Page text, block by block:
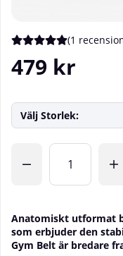
Medelbetyg 5 av 5 Antal
(1
479 kr
Välj Storlek:
Anatomiskt utformat
som erbjuder den
Gym Belt är bredare